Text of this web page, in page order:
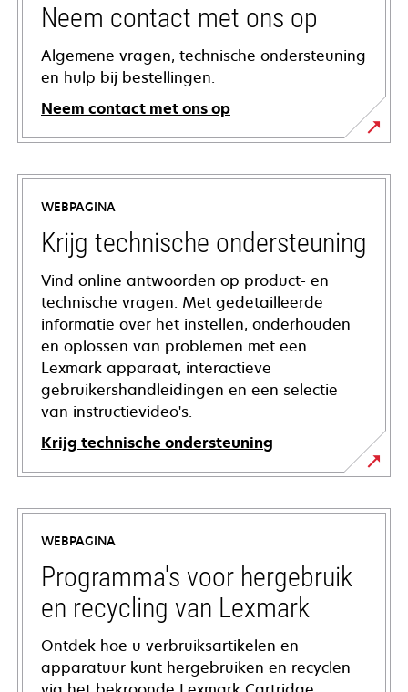
Neem contact met ons op
Algemene vragen, technische ondersteuning
en hulp bij bestellingen.
Neem contact met ons op
WEBPAGINA
Krijg technische ondersteuning
Vind online antwoorden op product- en
technische vragen. Met gedetailleerde
informatie over het instellen, onderhouden
en oplossen van problemen met een
Lexmark apparaat, interactieve
gebruikershandleidingen en een selectie
van instructievideo's.
Krijg technische ondersteuning
opens
in
new
tab
WEBPAGINA
Programma's voor hergebruik
en recycling van Lexmark
Ontdek hoe u verbruiksartikelen en
apparatuur kunt hergebruiken en recyclen